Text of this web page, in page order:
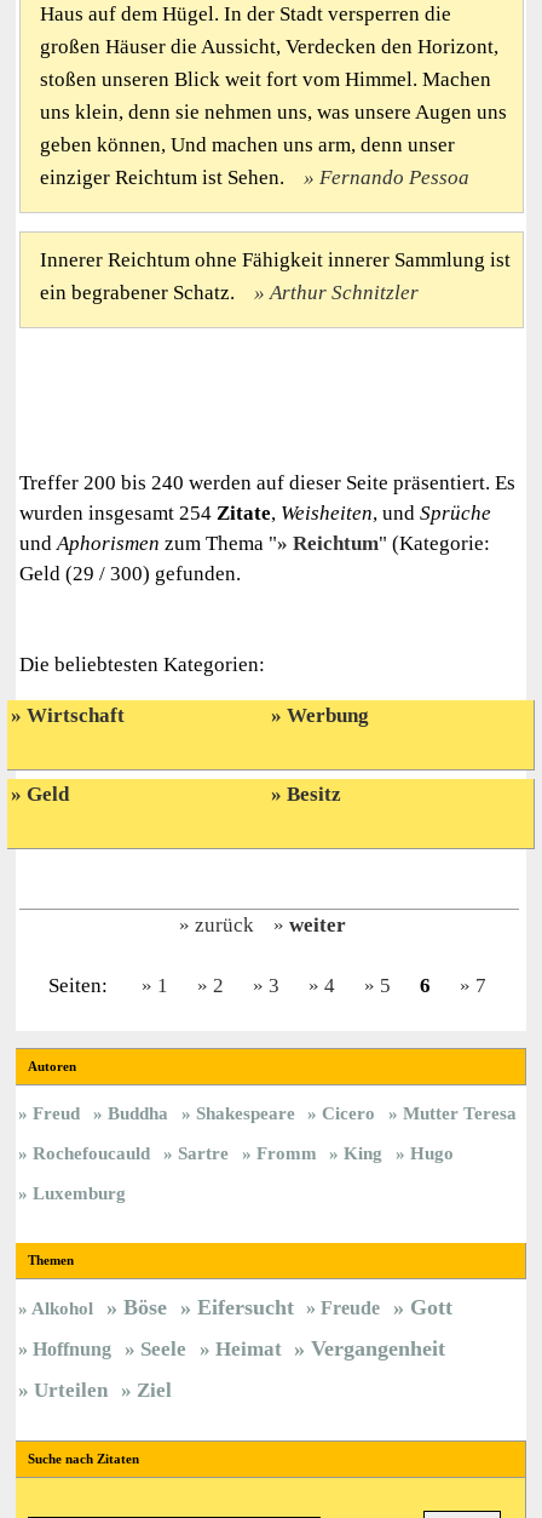
Haus auf dem Hügel. In der Stadt versperren die
großen Häuser die Aussicht, Verdecken den Horizont,
stoßen unseren Blick weit fort vom Himmel. Machen
uns klein, denn sie nehmen uns, was unsere Augen uns
geben können, Und machen uns arm, denn unser
einziger Reichtum ist Sehen.
Fernando Pessoa
Innerer Reichtum ohne Fähigkeit innerer Sammlung ist
ein begrabener Schatz.
Arthur Schnitzler
Treffer 200 bis 240 werden auf dieser Seite präsentiert. Es
wurden insgesamt 254Zitate, Weisheiten, undSprüche
undAphorismen zum Thema " Reichtum" (Kategorie:
Geld (29 / 300) gefunden.
Die beliebtesten Kategorien:
Wirtschaft
Geld
Werbung
Besitz
zurück weiter
Seiten: 1 2 3 4 5 6 7
Autoren
Freud Buddha Shakespeare Cicero
Mutter Teresa
Rochefoucauld
Sartre Fromm King
Hugo
Luxemburg
Themen
Alkohol Böse Eifersucht Freude Gott
Hoffnung Seele Heimat Vergangenheit
Urteilen Ziel
Suche nach Zitaten